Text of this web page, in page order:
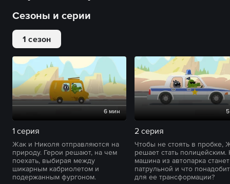
Сезоны и серии
1 сезон
6 мин
1 серия
Жак и Николя отправляются на
природу. Герои решают, на чем
поехать, выбирая между
шикарным кабриолетом и
подержанным фургоном.
2 серия
Чтобы не стоять в пробке,
решает стать полицейским.
машина из автопарка станет
патрульной и что
для ее трансформации?